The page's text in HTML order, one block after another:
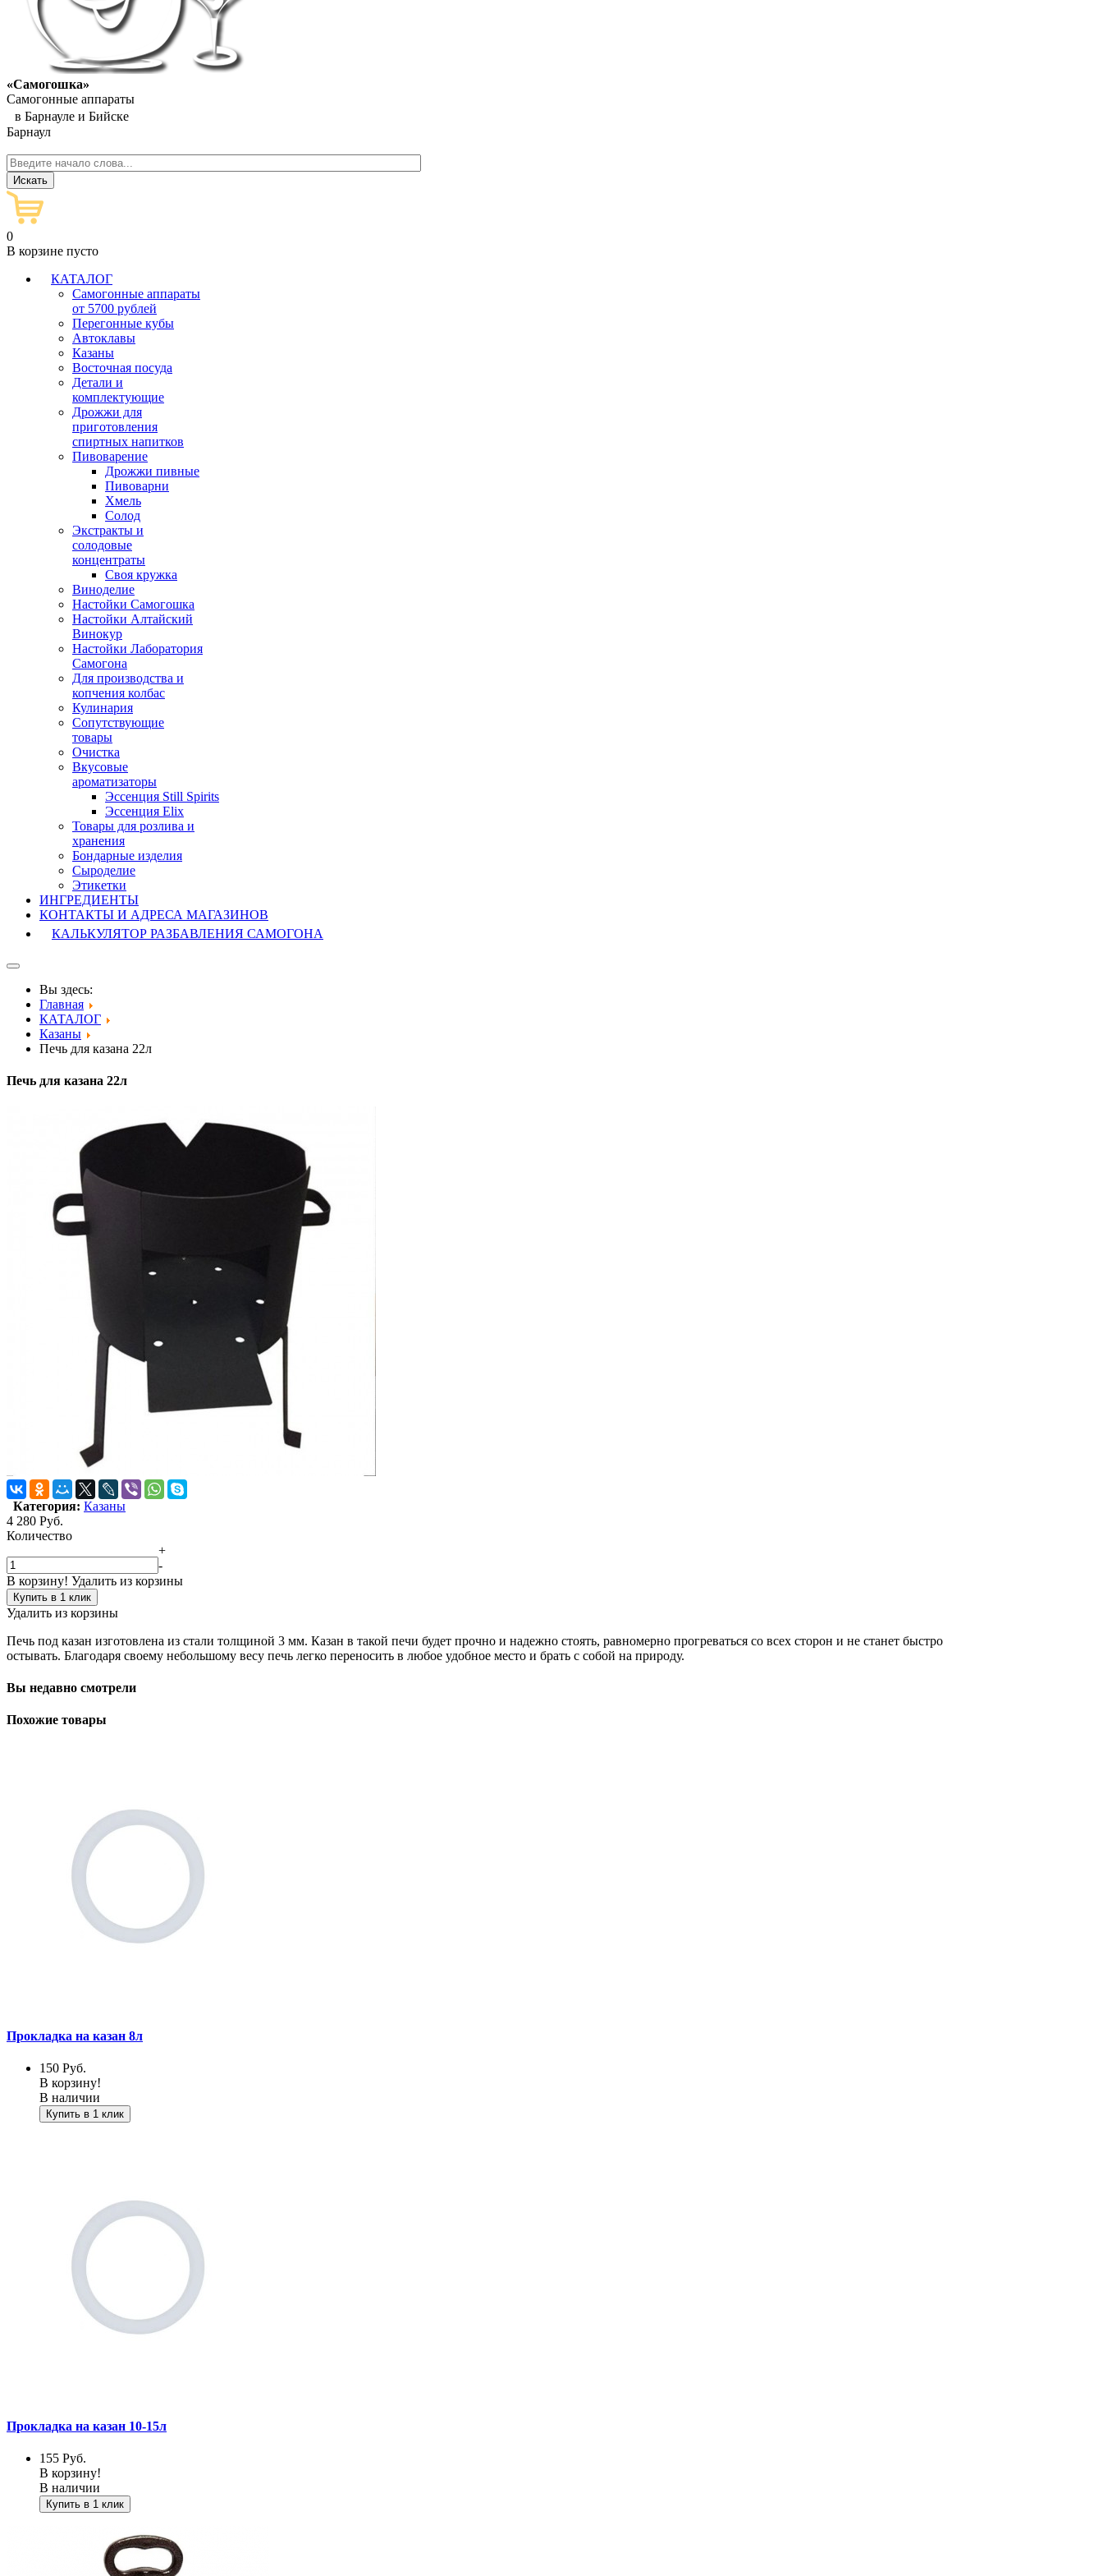
«Самогошка»
Самогонные аппараты
в Барнауле и Бийске
Барнаул
0
В корзине пусто
КАТАЛОГ
Самогонные аппараты
от 5700 рублей
Перегонные кубы
Автоклавы
Казаны
Восточная посуда
Детали и
комплектующие
Дрожжи для
приготовления
спиртных напитков
Пивоварение
Дрожжи пивные
Пивоварни
Хмель
Солод
Экстракты и
солодовые
концентраты
Своя кружка
Виноделие
Настойки Самогошка
Настойки Алтайский
Винокур
Настойки Лаборатория
Самогона
Для производства и
копчения колбас
Кулинария
Сопутствующие
товары
Очистка
Вкусовые
ароматизаторы
Эссенция Still Spirits
Эссенция Elix
Товары для розлива и
хранения
Бондарные изделия
Cыроделие
Этикетки
ИНГРЕДИЕНТЫ
КОНТАКТЫ И АДРЕСА МАГАЗИНОВ
КАЛЬКУЛЯТОР РАЗБАВЛЕНИЯ САМОГОНА
Вы здесь:
Главная
КАТАЛОГ
Казаны
Печь для казана 22л
Печь для казана 22л
Категория: Казаны
4 280 Руб.
Количество
+
-
В корзину! Удалить из корзины
Купить в 1 клик
Удалить из корзины
Печь под казан изготовлена из стали толщиной 3 мм. Казан в такой печи будет прочно и надежно стоять, равномерно прогреваться со всех сторон и не станет быстро
остывать. Благодаря своему небольшому весу печь легко переносить в любое удобное место и брать с собой на природу.
Вы недавно смотрели
Похожие товары
Прокладка на казан 8л
150 Руб.
В корзину!
В наличии
Купить в 1 клик
Прокладка на казан 10-15л
155 Руб.
В корзину!
В наличии
Купить в 1 клик